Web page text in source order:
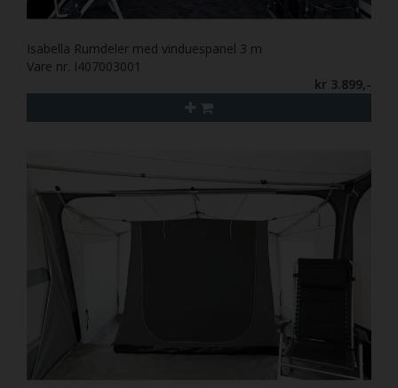
Isabella Rumdeler med vinduespanel 3 m
Vare nr. I407003001
kr 3.899,-